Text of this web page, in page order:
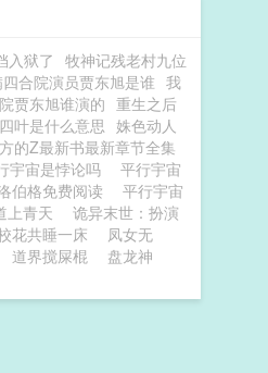
入狱了 牧神记残老村九位
合院演员贾东旭是谁 我
贾东旭谁演的 重生之后
四叶是什么意思 姝色动人
的Z最新书最新章节全集
宇宙是悖论吗
平行宇宙
伯格免费阅读
平行宇宙
上青天
诡异末世：扮演
花共睡一床
凤女无
道界搅屎棍
盘龙神